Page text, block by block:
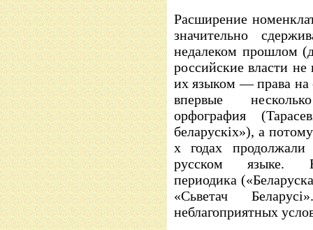
Расширение
значительно
недалеком прошлом
российские власти не
их языком — права на
впервые
орфография
беларускіх»), а
х годах
русском языке.
периодика
«Сьветач
неблагоприятных